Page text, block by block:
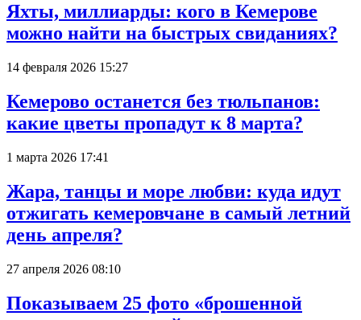
Яхты, миллиарды: кого в Кемерове
можно найти на быстрых свиданиях?
14 февраля 2026 15:27
Кемерово останется без тюльпанов:
какие цветы пропадут к 8 марта?
1 марта 2026 17:41
Жара, танцы и море любви: куда идут
отжигать кемеровчане в самый летний
день апреля?
27 апреля 2026 08:10
Показываем 25 фото «брошенной